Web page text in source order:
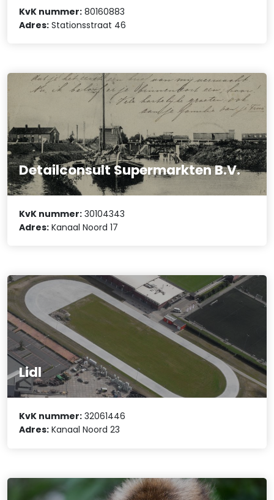
KvK nummer: 80160883
Adres: Stationsstraat 46
Detailconsult Supermarkten B.V.
KvK nummer: 30104343
Adres: Kanaal Noord 17
Lidl
KvK nummer: 32061446
Adres: Kanaal Noord 23